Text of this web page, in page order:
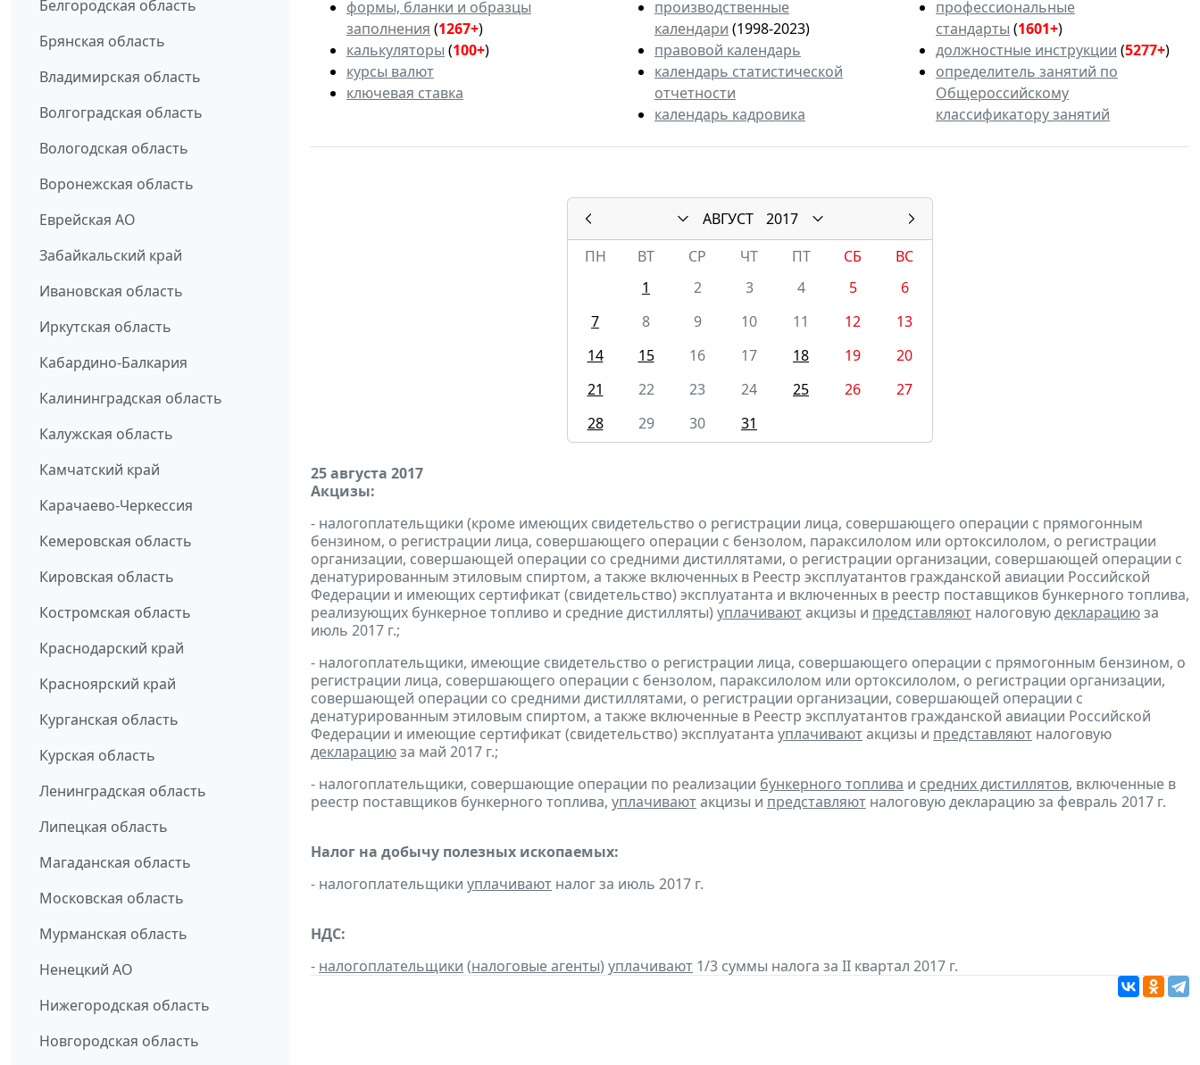
Белгородская область
Брянская область
Владимирская область
Волгоградская область
Вологодская область
Воронежская область
Еврейская АО
Забайкальский край
Ивановская область
Иркутская область
Кабардино-Балкария
Калининградская область
Калужская область
Камчатский край
Карачаево-Черкессия
Кемеровская область
Кировская область
Костромская область
Краснодарский край
Красноярский край
Курганская область
Курская область
Ленинградская область
Липецкая область
Магаданская область
Московская область
Мурманская область
Ненецкий АО
Нижегородская область
Новгородская область
формы, бланки и образцы
заполнения (1267+)
калькуляторы (100+)
курсы валют
ключевая ставка
производственные
календари (1998-2023)
правовой календарь
календарь статистической
отчетности
календарь кадровика
профессиональные
стандарты (1601+)
должностные инструкции (5277+)
определитель занятий по
Общероссийскому
классификатору занятий
АВГУСТ
2017
ПН
ВТ СР ЧТ ПТ СБ
ВС
1
2 3 4 5
6
7
8 9 10 11 12
13
14
15 16 17 18 19
20
21
22 23 24 25 26
27
28
29 30 31
25 августа 2017
Акцизы:
- налогоплательщики (кроме имеющих свидетельство о регистрации лица, совершающего операции с прямогонным
бензином, о регистрации лица, совершающего операции с бензолом, параксилолом или ортоксилолом, о регистрации
организации, совершающей операции со средними дистиллятами, о регистрации организации, совершающей операции с
денатурированным этиловым спиртом, а также включенных в Реестр эксплуатантов гражданской авиации Российской
Федерации и имеющих сертификат (свидетельство) эксплуатанта и включенных в реестр поставщиков бункерного топлива,
реализующих бункерное топливо и средние дистилляты) уплачиваютакцизы и представляют налоговуюдекларациюза
июль 2017 г.;
- налогоплательщики, имеющие свидетельство о регистрации лица, совершающего операции с прямогонным бензином, о
регистрации лица, совершающего операции с бензолом, параксилолом или ортоксилолом, о регистрации организации,
совершающей операции со средними дистиллятами, о регистрации организации, совершающей операции с
денатурированным этиловым спиртом, а также включенные в Реестр эксплуатантов гражданской авиации Российской
Федерации и имеющие сертификат (свидетельство) эксплуатанта уплачиваютакцизы и представляют налоговую
декларациюза май 2017 г.;
- налогоплательщики, совершающие операции по реализации бункерного топлива и средних дистиллятов, включенные в
реестр поставщиков бункерного топлива, уплачиваютакцизы и представляют налоговую декларацию за февраль 2017 г.
Налог на добычу полезных ископаемых:
- налогоплательщики уплачивают налог за июль 2017 г.
НДС:
- налогоплательщики (налоговые агенты) уплачивают 1/3 суммы налога за II квартал 2017 г.